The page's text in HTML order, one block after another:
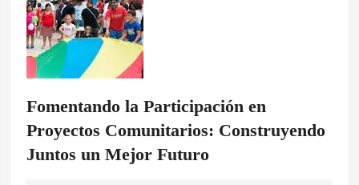
Fomentando la Participación en
Proyectos Comunitarios: Construyendo
Juntos un Mejor FuturoFomentando